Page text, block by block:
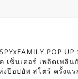
POP UP
เซ็นเตอร์ เพลิดเพลิน
ป๊อปอัพ สโตร์ ครั้งแร